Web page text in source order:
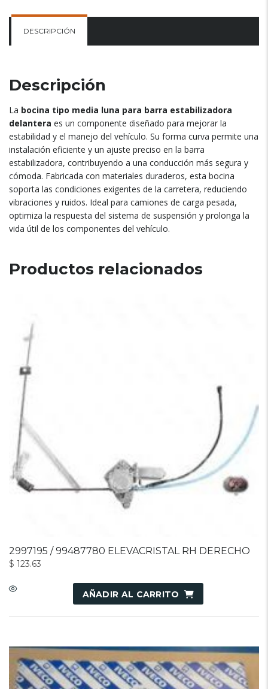
DESCRIPCIÓN
Descripción
La bocina tipo media luna para barra estabilizadora
delantera es un componente diseñado para mejorar la
estabilidad y el manejo del vehículo. Su forma curva permite una
instalación eficiente y un ajuste preciso en la barra
estabilizadora, contribuyendo a una conducción más segura y
cómoda. Fabricada con materiales duraderos, esta bocina
soporta las condiciones exigentes de la carretera, reduciendo
vibraciones y ruidos. Ideal para camiones de carga pesada,
optimiza la respuesta del sistema de suspensión y prolonga la
vida útil de los componentes del vehículo.
Productos relacionados
2997195 / 99487780 ELEVACRISTAL RH DERECHO
$ 123.63
AÑADIR AL CARRITO